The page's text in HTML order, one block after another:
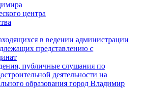
центра
в ведении администрации
представлению с
публичные слушания по
деятельности на
образования город Владимир